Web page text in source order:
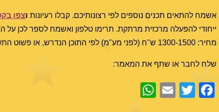
אשמח להתאים תכנים נוספים לפי רצונותיכם. קבלו רעיונות וצפו
ייחודי להפעלה מרכזית מרתקת. תרימו טלפון ואשמח לספר לכן על
מחיר: 1300-1500 ש"ח (לפני מע"מ) לפי התוכן הנדרש, או פשוט התקשרו ובררו איתי:
שלח לחבר או שתף את המאמר:
Facebook
Twitter
Email